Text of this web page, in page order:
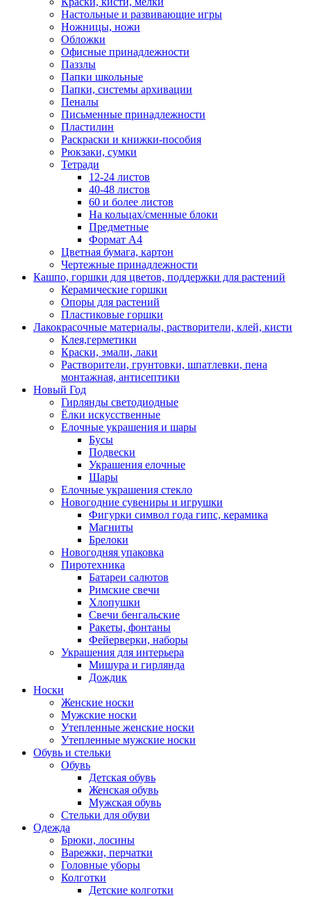
Настольные и развивающие игры
Ножницы, ножи
Обложки
Офисные принадлежности
Паззлы
Папки школьные
Папки, системы архивации
Пеналы
Письменные принадлежности
Пластилин
Раскраски и книжки-пособия
Рюкзаки, сумки
Тетради
12-24 листов
40-48 листов
60 и более листов
На кольцах/сменные блоки
Предметные
Формат А4
Цветная бумага, картон
Чертежные принадлежности
Кашпо, горшки для цветов, поддержки для растений
Керамические горшки
Опоры для растений
Пластиковые горшки
Лакокрасочные материалы, растворители, клей, кисти
Клея,герметики
Краски, эмали, лаки
Растворители, грунтовки, шпатлевки, пена
монтажная, антисептики
Новый Год
Гирлянды светодиодные
Ёлки искусственные
Елочные украшения и шары
Бусы
Подвески
Украшения елочные
Шары
Елочные украшения стекло
Новогодние сувениры и игрушки
Фигурки символ года гипс, керамика
Магниты
Брелоки
Новогодняя упаковка
Пиротехника
Батареи салютов
Римские свечи
Хлопушки
Свечи бенгальские
Ракеты, фонтаны
Фейерверки, наборы
Украшения для интерьера
Мишура и гирлянда
Дождик
Носки
Женские носки
Мужские носки
Утепленные женские носки
Утепленные мужские носки
Обувь и стельки
Обувь
Детская обувь
Женская обувь
Мужская обувь
Стельки для обуви
Одежда
Брюки, лосины
Варежки, перчатки
Головные уборы
Колготки
Детские колготки